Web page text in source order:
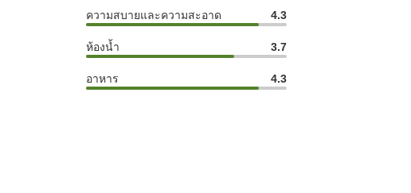
ความสบายและความสะอาด 4.3
ห้องน้ำ 3.7
อาหาร 4.3